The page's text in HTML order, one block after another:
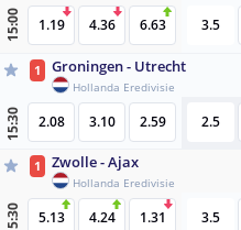
15:00 1.19 4.36 6.63 3.5
1 Groningen - Utrecht
Hollanda Eredivisie
15:30 2.08 3.10 2.59 2.5
1 Zwolle - Ajax
Hollanda Eredivisie
15:30 5.13 4.24 1.31 3.5